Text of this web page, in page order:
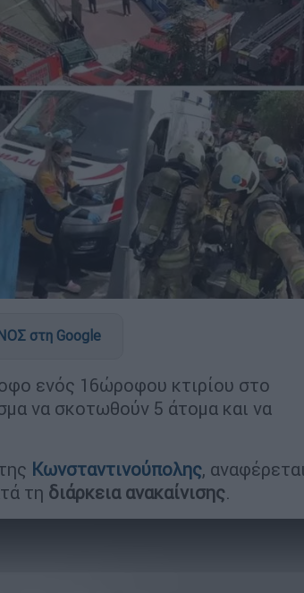
στη Google
ενός 16ώροφου κτιρίου στο
να σκοτωθούν 5 άτομα και να
Κωνσταντινούπολης,
τη διάρκεια ανακαίνισης.